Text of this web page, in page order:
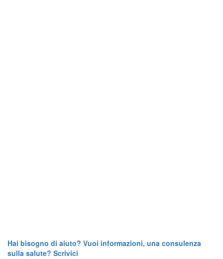
Hai bisogno di aiuto? Vuoi informazioni, una consulenza
sulla salute? Scrivici